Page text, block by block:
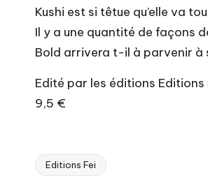
Kushi est si têtue qu’elle va
Il y a une quantité de façons
Bold arrivera t-il à parvenir à
Edité par les éditions Editions
9,5 €
Tags:
Editions Fei